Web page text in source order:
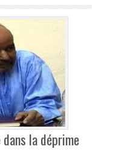
la déprime